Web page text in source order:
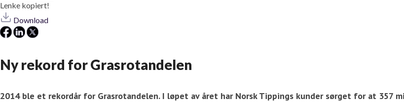
Lenke kopiert!
Download
Ny rekord for Grasrotandelen
2014 ble et rekordår for Grasrotandelen. I løpet av året har Norsk Tippings kunder sørget for at